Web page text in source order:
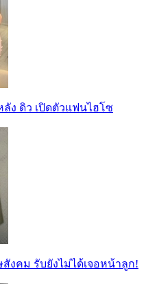
ง ดิว เปิดตัวแฟนไฮโซ
งคม รับยังไม่ได้เจอหน้าลูก!